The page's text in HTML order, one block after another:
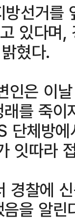
선거를
있다며
혔다.
인은 이
를 죽
단체방
잇따라
경찰에
을 알린